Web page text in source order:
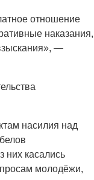
отношение
наказания,
—
насилия над
них касались
молодёжи,